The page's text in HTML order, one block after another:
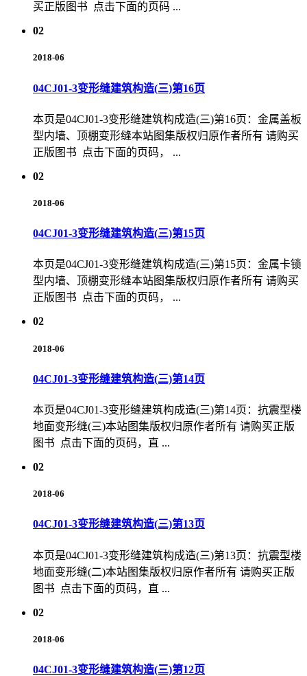
买正版图书 点击下面的页码 ...
02
2018-06
04CJ01-3变形缝建筑构造(三)第16页
本页是04CJ01-3变形缝建筑构成造(三)第16页：金属盖板
型内墙、顶棚变形缝本站图集版权归原作者所有 请购买
正版图书 点击下面的页码， ...
02
2018-06
04CJ01-3变形缝建筑构造(三)第15页
本页是04CJ01-3变形缝建筑构成造(三)第15页：金属卡锁
型内墙、顶棚变形缝本站图集版权归原作者所有 请购买
正版图书 点击下面的页码， ...
02
2018-06
04CJ01-3变形缝建筑构造(三)第14页
本页是04CJ01-3变形缝建筑构成造(三)第14页：抗震型楼
地面变形缝(三)本站图集版权归原作者所有 请购买正版
图书 点击下面的页码，直 ...
02
2018-06
04CJ01-3变形缝建筑构造(三)第13页
本页是04CJ01-3变形缝建筑构成造(三)第13页：抗震型楼
地面变形缝(二)本站图集版权归原作者所有 请购买正版
图书 点击下面的页码，直 ...
02
2018-06
04CJ01-3变形缝建筑构造(三)第12页